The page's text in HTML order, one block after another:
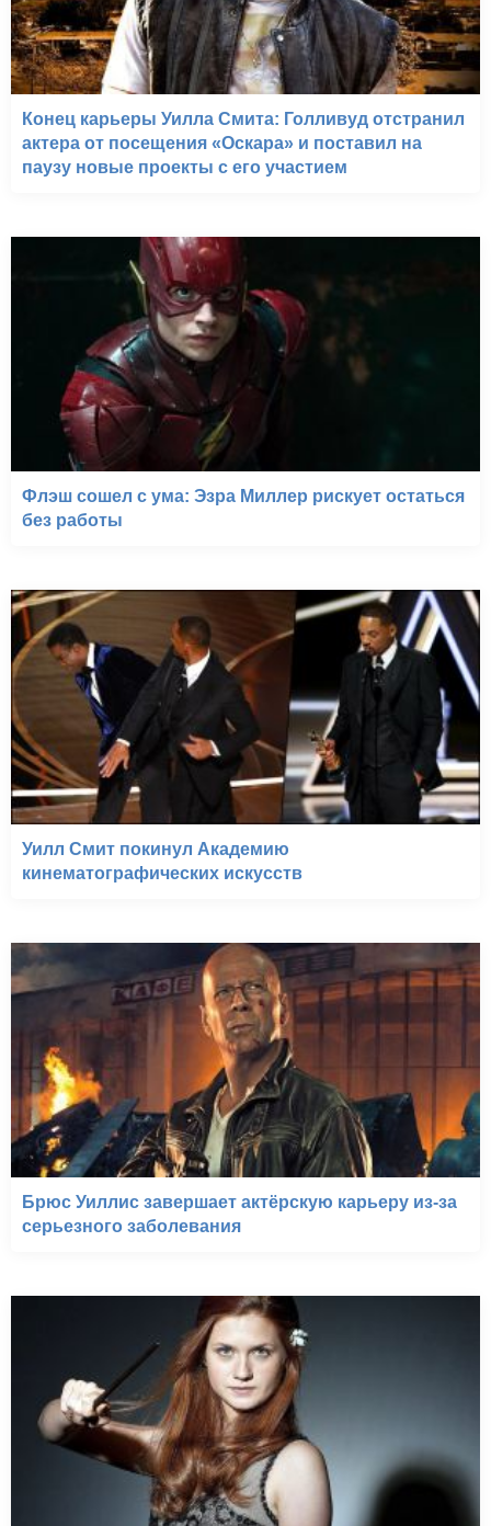
Конец карьеры Уилла Смита: Голливуд отстранил
актера от посещения «Оскара» и поставил на
паузу новые проекты с его участием
Флэш сошел с ума: Эзра Миллер рискует остаться
без работы
Уилл Смит покинул Академию
кинематографических искусств
Брюс Уиллис завершает актёрскую карьеру из-за
серьезного заболевания